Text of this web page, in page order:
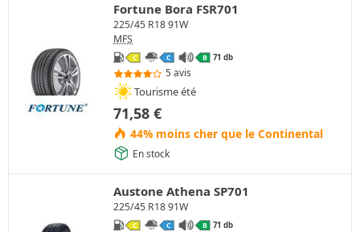
Fortune Bora FSR701
225/45 R18 91W
MFS
C C B 71 db
5 avis
Tourisme été
71,58 €
44% moins cher que le Continental
En stock
Austone Athena SP701
225/45 R18 91W
C C B 71 db